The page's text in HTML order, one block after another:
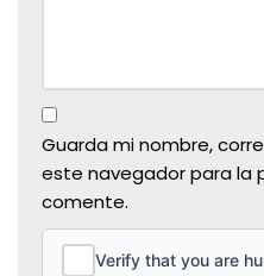
Guarda mi nombre,
este navegador para la
comente.